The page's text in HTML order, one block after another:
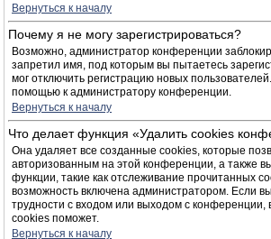
Вернуться к началу
Почему я не могу зарегистрироваться?
Возможно, администратор конференции
запретил имя, под которым вы пытаетесь
мог отключить регистрацию новых
помощью к администратору конференции.
Вернуться к началу
Что делает функция «Удалить cookies
Она удаляет все созданные cookies, которые
авторизованным на этой конференции, а также
функции, такие как отслеживание прочитанных
возможность включена администратором. Если
трудности с входом или выходом с конференции,
cookies поможет.
Вернуться к началу